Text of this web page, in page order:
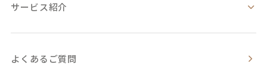
サービス紹介
よくあるご質問